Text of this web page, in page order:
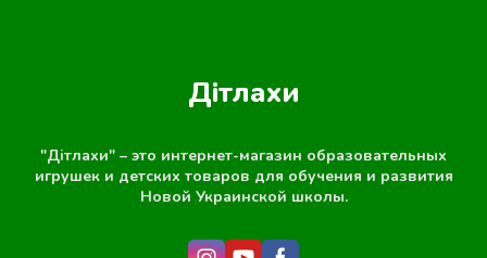
Дітлахи
"Дітлахи" – это интернет-магазин образовательных
игрушек и детских товаров для обучения и развития
Новой Украинской школы.